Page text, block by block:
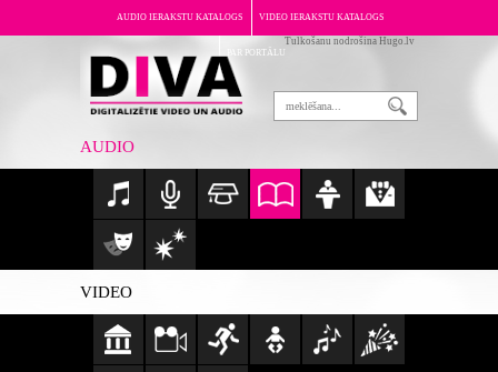
AUDIO IERAKSTU KATALOGS VIDEO IERAKSTU KATALOGS
PAR PORTĀLU
Tulkošanu nodrošina Hugo.lv
AUDIO
VIDEO